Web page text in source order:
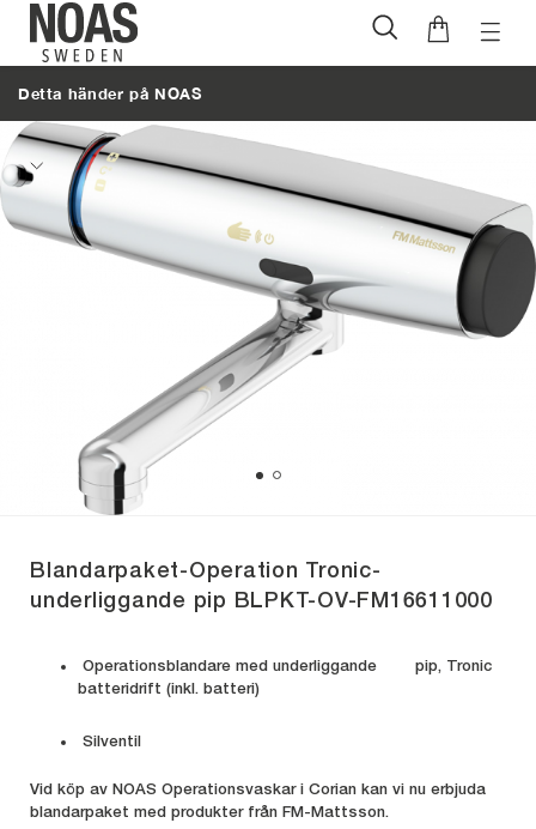
Hoppa
innehåll
Detta händer på NOAS
Blandarpaket-Operation Tronic-
underliggande pip BLPKT-OV-FM16611000
Operationsblandare med underliggande pip, Tronic
batteridrift (inkl. batteri)
Silventil
Vid köp av NOAS Operationsvaskar i Corian kan vi nu erbjuda
blandarpaket med produkter från FM-Mattsson.